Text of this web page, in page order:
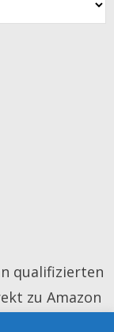
qualifizierten
zu Amazon